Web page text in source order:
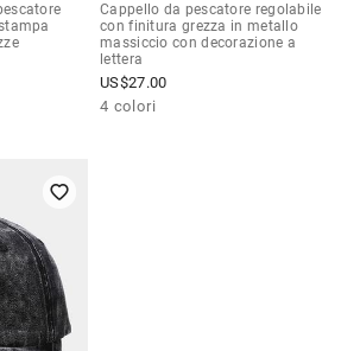
Cappello da pescatore regolabile
con finitura grezza in metallo
massiccio con decorazione a
lettera
US$27.00
4 colori